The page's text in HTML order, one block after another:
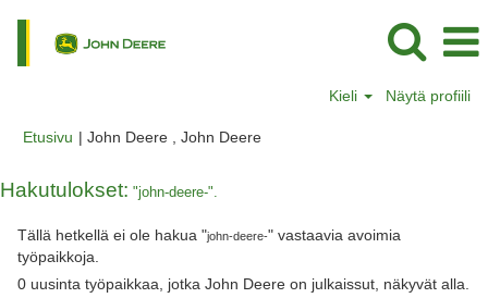
Kieli Näytä profiili
Etusivu | John Deere , John Deere(nykyinen
Hakutulokset: "john-deere-".
Tällä hetkellä ei ole hakua "john-deere-" vastaavia avoimia
työpaikkoja.
0 uusinta työpaikkaa, jotka John Deere on julkaissut, näkyvät alla.